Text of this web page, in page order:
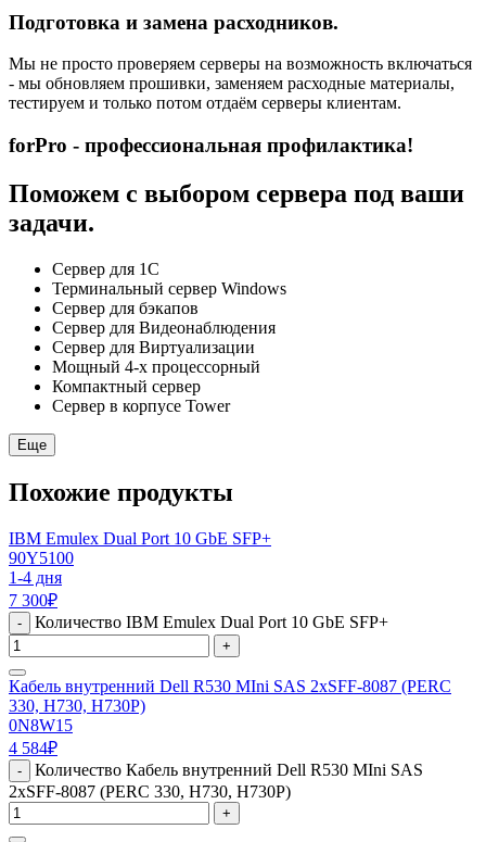
Подготовка и замена расходников.
Мы не просто проверяем серверы на возможность включаться
- мы обновляем прошивки, заменяем расходные материалы,
тестируем и только потом отдаём серверы клиентам.
forPro - профессиональная профилактика!
Поможем с выбором сервера под ваши
задачи.
Сервер для 1С
Терминальный сервер Windows
Сервер для бэкапов
Сервер для Видеонаблюдения
Сервер для Виртуализации
Мощный 4-х процессорный
Компактный сервер
Сервер в корпусе Tower
Еще
Похожие продукты
IBM Emulex Dual Port 10 GbE SFP+
90Y5100
1-4 дня
7 300₽
- Количество IBM Emulex Dual Port 10 GbE SFP+
+
Кабель внутренний Dell R530 MIni SAS 2xSFF-8087 (PERC
330, H730, H730P)
0N8W15
4 584₽
-
Количество Кабель внутренний Dell R530 MIni SAS
2xSFF-8087 (PERC 330, H730, H730P)
+